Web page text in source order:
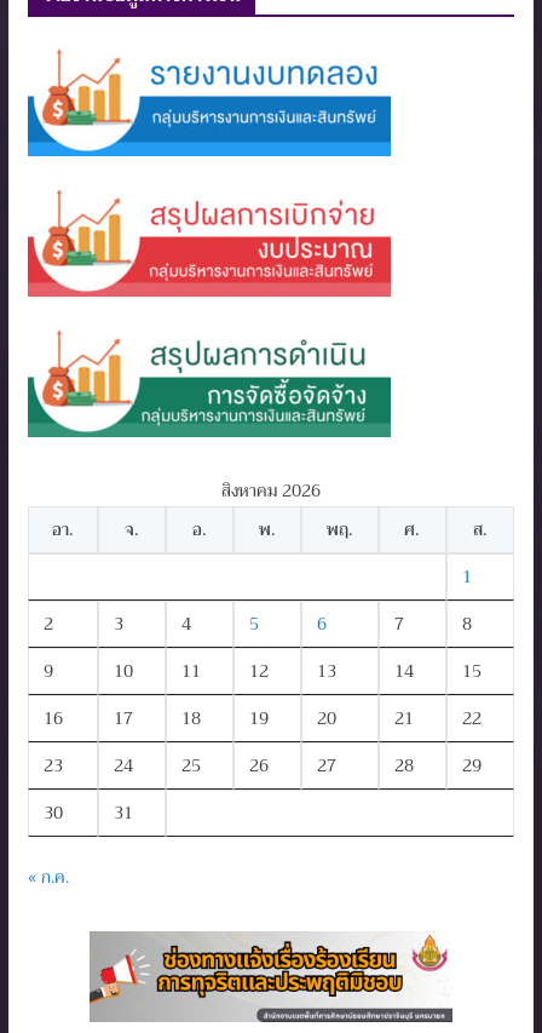
สิงหาคม 2026
อา.
จ. อ. พ. พฤ. ศ.
ส.
1
2
3 4 5 6 7
8
9
10 11 12 13 14
15
16
17 18 19 20 21
22
23
24 25 26 27 28
29
30
31
« ก.ค.